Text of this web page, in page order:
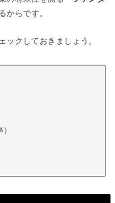
からです。
ックしておきましょう。